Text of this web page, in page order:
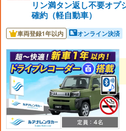
リン満タン返し不要オプ
確約（軽自動車）
車両登録1年以内 オンライン決済